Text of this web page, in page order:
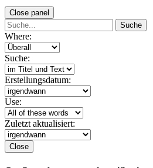
Close panel
Suche
Where:
Suche:
Erstellungsdatum:
Use:
Zuletzt aktualisiert:
Close